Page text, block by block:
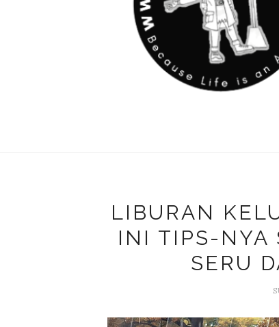
LIBURAN
INI TIPS-NYA
SERU